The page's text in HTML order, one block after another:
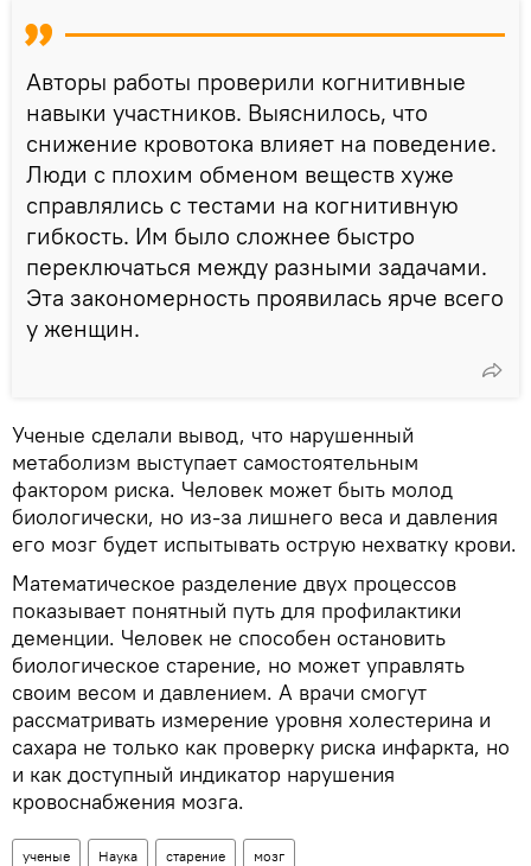
Авторы работы проверили когнитивные
навыки участников. Выяснилось, что
снижение кровотока влияет на поведение.
Люди с плохим обменом веществ хуже
справлялись с тестами на когнитивную
гибкость. Им было сложнее быстро
переключаться между разными задачами.
Эта закономерность проявилась ярче всего
у женщин.
Ученые сделали вывод, что нарушенный
метаболизм выступает самостоятельным
фактором риска. Человек может быть молод
биологически, но из-за лишнего веса и давления
его мозг будет испытывать острую нехватку крови.
Математическое разделение двух процессов
показывает понятный путь для профилактики
деменции. Человек не способен остановить
биологическое старение, но может управлять
своим весом и давлением. А врачи смогут
рассматривать измерение уровня холестерина и
сахара не только как проверку риска инфаркта, но
и как доступный индикатор нарушения
кровоснабжения мозга.
ученые Наука старение мозг